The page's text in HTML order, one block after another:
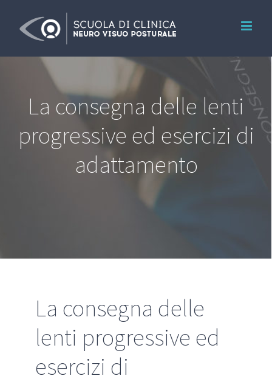
contenuto
La consegna delle lenti
progressive ed esercizi di
adattamento
La consegna delle
lenti progressive ed
esercizi di